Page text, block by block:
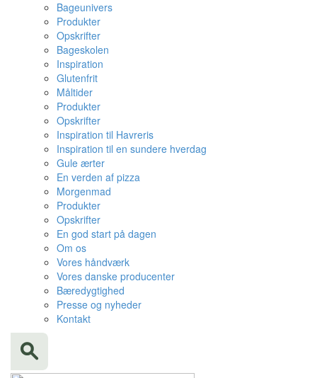
Bageunivers
Produkter
Opskrifter
Bageskolen
Inspiration
Glutenfrit
Måltider
Produkter
Opskrifter
Inspiration til Havreris
Inspiration til en sundere hverdag
Gule ærter
En verden af pizza
Morgenmad
Produkter
Opskrifter
En god start på dagen
Om os
Vores håndværk
Vores danske producenter
Bæredygtighed
Presse og nyheder
Kontakt